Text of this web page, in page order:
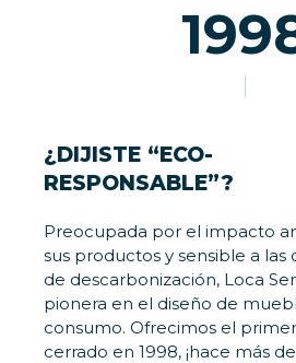
¿DIJISTE “ECO-
RESPONSABLE”?
Preocupada por el impacto
sus productos y sensible a las
de descarbonización, Loca
pionera en el diseño de
consumo. Ofrecimos el
cerrado en 1998, ¡hace más